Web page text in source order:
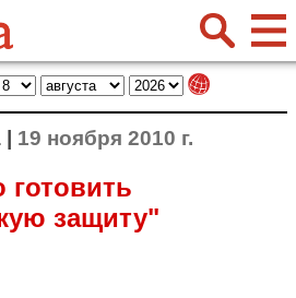
19 ноября 2010 г.
защиту"